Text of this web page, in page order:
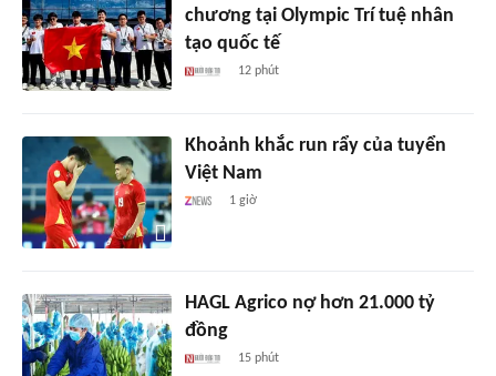
chương tại Olympic Trí tuệ nhân
tạo quốc tế
12 phút
Khoảnh khắc run rẩy của tuyển
Việt Nam
1 giờ
HAGL Agrico nợ hơn 21.000 tỷ
đồng
15 phút